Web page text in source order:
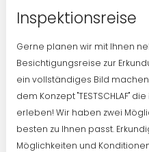
Inspektionsreise
Gerne planen wir mit Ihnen
Besichtigungsreise zur
ein vollständiges Bild
dem Konzept "TESTSCHLAF"
erleben! Wir haben zwei
besten zu Ihnen passt.
Möglichkeiten und